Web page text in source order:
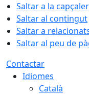
Saltar a la
Saltar al contingut
Saltar a
Saltar al peu de
Contactar
Idiomes
Català